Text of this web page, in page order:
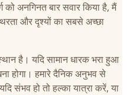
को अनगिनत बार सवार किया है, मैं
और दृश्यों का सबसे अच्छा
है। यदि सामान धारक भरा हुआ
होगा। हमारे दैनिक अनुभव से
संभव हो तो हल्का यात्रा करें, या